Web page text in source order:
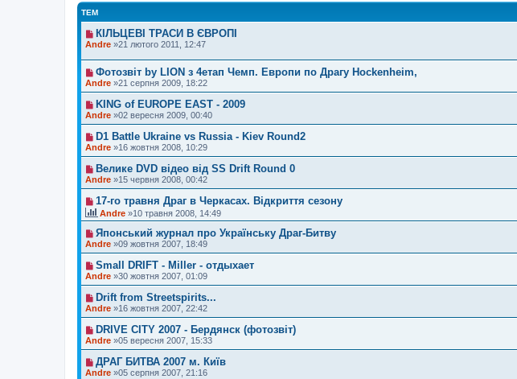
ТЕМ
КІЛЬЦЕВІ ТРАСИ В ЄВРОПІ
Andre »21 лютого 2011, 12:47
Фотозвіт by LION з 4етап Чемп. Европи по Драгу Hockenheim,
Andre »21 серпня 2009, 18:22
KING of EUROPE EAST - 2009
Andre »02 вересня 2009, 00:40
D1 Battle Ukraine vs Russia - Kiev Round2
Andre »16 жовтня 2008, 10:29
Велике DVD відео від SS Drift Round 0
Andre »15 червня 2008, 00:42
17-го травня Драг в Черкасах. Відкриття сезону
Andre »10 травня 2008, 14:49
Японський журнал про Українську Драг-Битву
Andre »09 жовтня 2007, 18:49
Small DRIFT - Miller - отдыхает
Andre »30 жовтня 2007, 01:09
Drift from Streetspirits...
Andre »16 жовтня 2007, 22:42
DRIVE CITY 2007 - Бердянск (фотозвіт)
Andre »05 вересня 2007, 15:33
ДРАГ БИТВА 2007 м. Київ
Andre »05 серпня 2007, 21:16